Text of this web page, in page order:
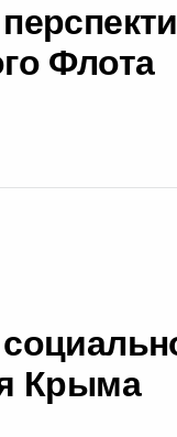
Флота
Крыма